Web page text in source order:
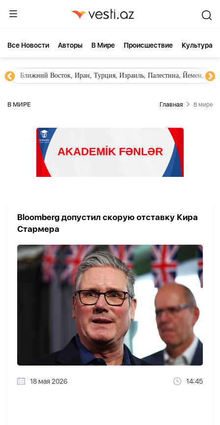
Все Новости Aвторы В Мире Происшествие Культура
Ближний Восток, Иран, Турция, Израиль, Палестина, Йемен,
В МИРЕ Главная В мире
Bloomberg допустил скорую отставку Кира
Стармера
18 мая 2026 14:45